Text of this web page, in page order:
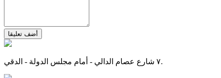
أضف تعليقا
٧ شارع عصام الدالي - أمام مجلس الدولة - الدقي.